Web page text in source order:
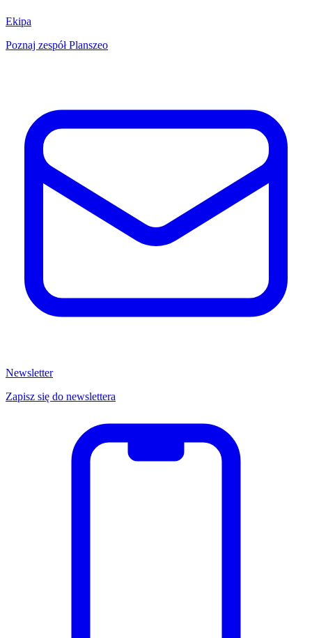
Ekipa
Poznaj zespół Planszeo
Newsletter
Zapisz się do newslettera